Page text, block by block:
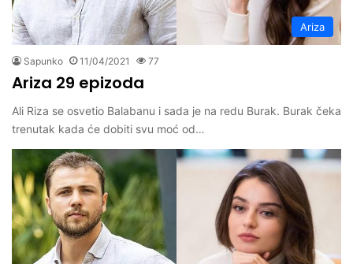
Ariza
Sapunko 11/04/2021 77
Ariza 29 epizoda
Ali Riza se osvetio Balabanu i sada je na redu Burak. Burak čeka
trenutak kada će dobiti svu moć od…